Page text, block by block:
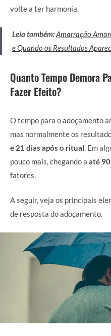
volte a ter harmonia.
Leia também:Amarração
e Quando os Resultados
Quanto Tempo Demora
Fazer Efeito?
O tempo para o adoçamento
mas normalmente os
e 21 dias após o ritual . Em
pouco mais, chegando a até
fatores.
A seguir, veja os principais
de resposta do adoçamento.